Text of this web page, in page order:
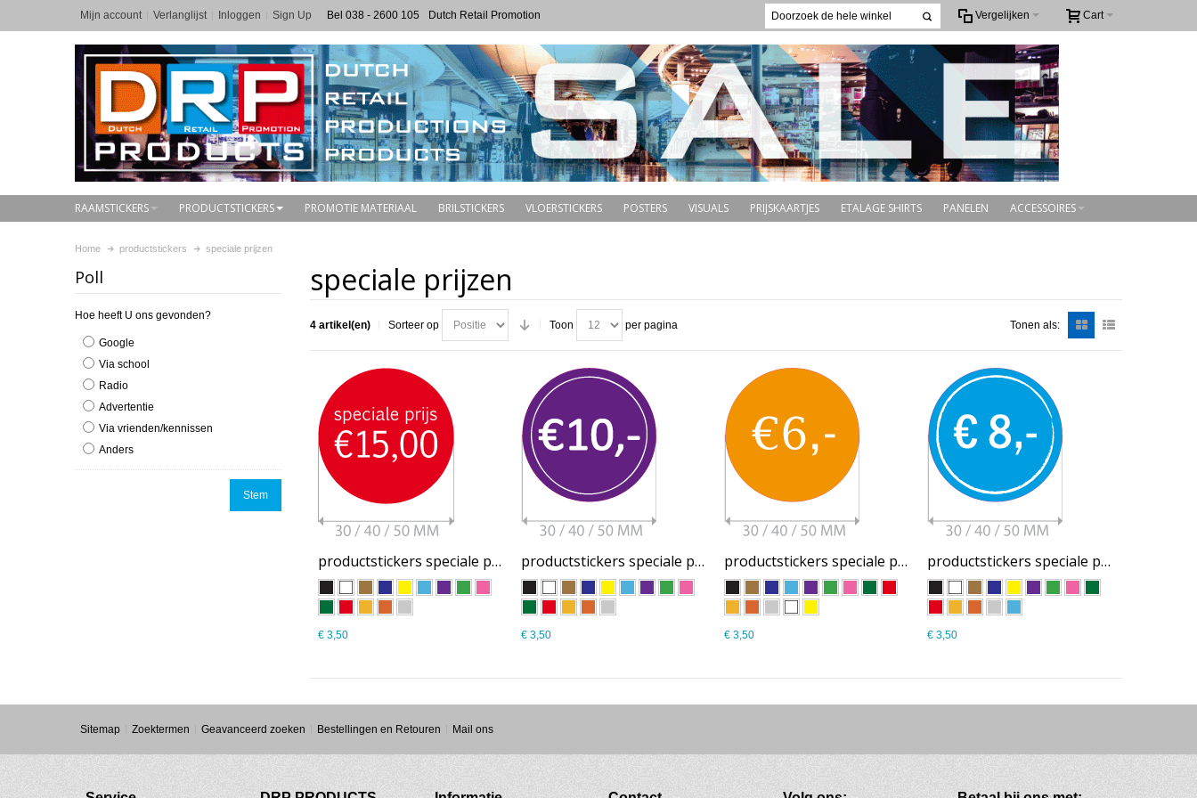
Mijn account Verlanglijst Inloggen Sign Up Bel 038 - 2600 105 Dutch Retail Promotion Cart
Vergelijken
RAAMSTICKERS PRODUCTSTICKERS PROMOTIE MATERIAAL BRILSTICKERS VLOERSTICKERS POSTERS VISUALS PRIJSKAARTJES ETALAGE SHIRTS PANELEN ACCESSOIRES
Home productstickers speciale prijzen
speciale prijzen
4 artikel(en) Sorteer op Toon per pagina Tonen als:
productstickers speciale prijs SP001
€ 3,50
productstickers speciale prijs SP002
€ 3,50
productstickers speciale prijs SP003
€ 3,50
productstickers speciale prijs SP004
€ 3,50
Poll
Hoe heeft U ons gevonden?
Google
Via school
Radio
Advertentie
Via vrienden/kennissen
Anders
Stem
Sitemap Zoektermen Geavanceerd zoeken Bestellingen en Retouren Mail ons